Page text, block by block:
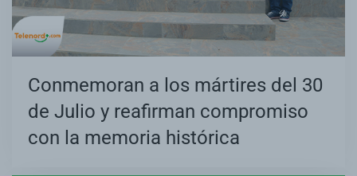
Conmemoran a los mártires del 30
de Julio y reafirman compromiso
con la memoria histórica